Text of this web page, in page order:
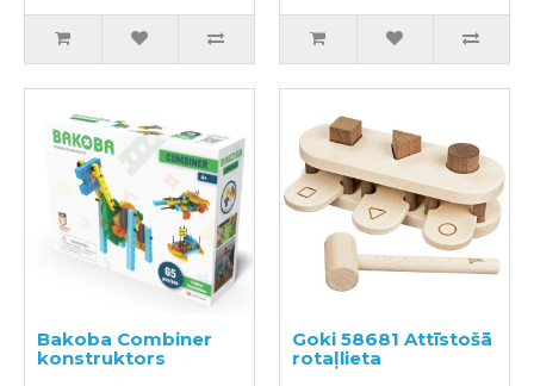
Bakoba Combiner
konstruktors
Goki 58681 Attīstošā
rotaļlieta